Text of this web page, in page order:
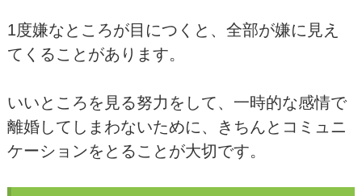
1度嫌なところが目につくと、全部が嫌に見え
てくることがあります。
いいところを見る努力をして、一時的な感情で
離婚してしまわないために、きちんとコミュニ
ケーションをとることが大切です。